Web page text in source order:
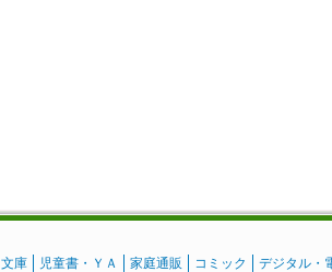
文庫 児童書・ＹＡ 家庭通販 コミック デジタル・